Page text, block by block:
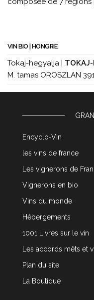
VIN BIO | HONGRIE
Tokaj-hegyalja | TOKAJ-
M. tamas OROSZLAN
Encyclo-Vin
les vins de france
Les vignerons de
Vignerons en bio
Vins du monde
Hébergements
1001 Livres sur le vin
Les accords mêts et
Plan du site
La Boutique